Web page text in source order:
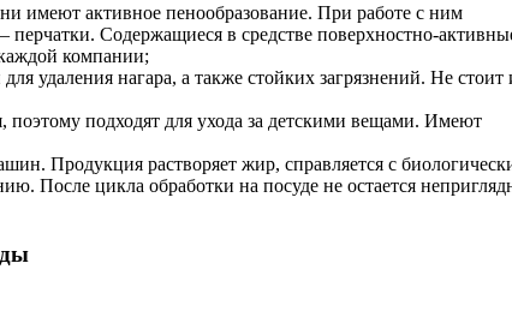
имеют активное пенообразование. При работе с ним
Содержащиеся в средстве поверхностно-
компании;
удаления нагара, а также стойких загрязнений. Не стоит
подходят для ухода за детскими вещами. Имеют
Продукция растворяет жир, справляется с
После цикла обработки на посуде не остается